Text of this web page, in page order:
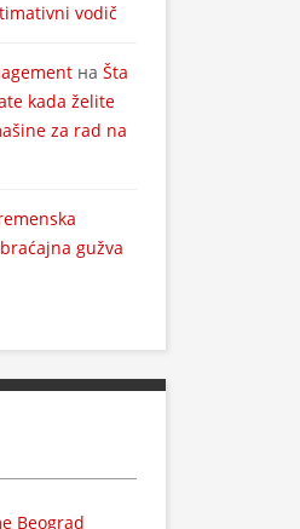
vodič
наŠta
kada želite
za rad na
gužva
Beograd